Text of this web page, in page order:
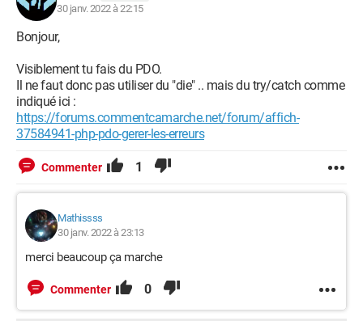
30 janv. 2022 à 22:15
Bonjour,
Visiblement tu fais du PDO.
Il ne faut donc pas utiliser du "die" .. mais du try/catch comme
indiqué ici :
https://forums.commentcamarche.net/forum/affich-
37584941-php-pdo-gerer-les-erreurs
Commenter 1
Mathissss
30 janv. 2022 à 23:13
merci beaucoup ça marche
Commenter 0